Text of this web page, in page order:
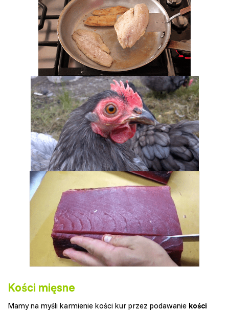
Kości mięsne
Mamy na myśli karmienie kości kur przez podawanie kości